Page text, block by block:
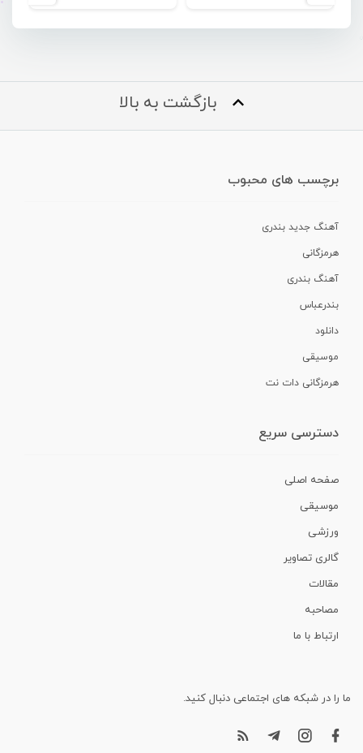
بازگشت به بالا
برچسب های محبوب
آهنگ جدید بندری
هرمزگانی
آهنگ بندری
بندرعباس
دانلود
موسیقی
هرمزگانی دات نت
دسترسی سریع
صفحه اصلی
موسیقی
ورزشی
گالری تصاویر
مقالات
مصاحبه
ارتباط با ما
ما را در شبکه های اجتماعی دنبال کنید.